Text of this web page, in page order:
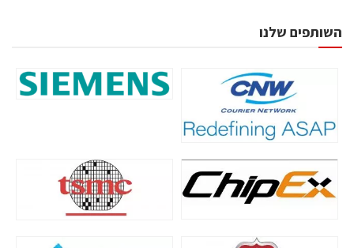
השותפים שלנו